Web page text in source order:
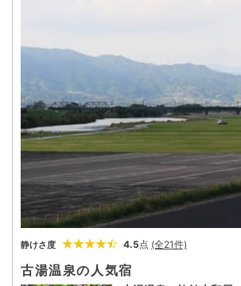
豊かな自然に出合う事ができ、特におすすめな
鳴き声の河鹿蛙や幻想的な蛍の乱舞がノスタル
静けさ度 4.5点 (全21件)
古湯温泉の人気宿